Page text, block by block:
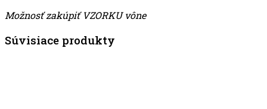
Možnosť zakúpiť VZORKU vône
Súvisiace produkty